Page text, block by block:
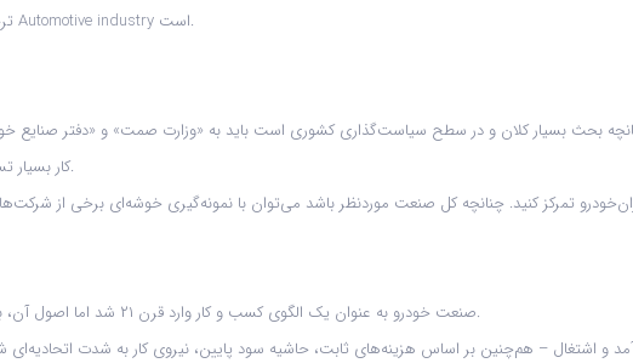
Industry ترجمه می‌کنند که اشتباه است. برگردان درست این واژه Automotive industry است.
بحث بسیار کلان و در سطح سیاست‌گذاری کشوری است باید به «وزارت صمت» و «دفتر
کار بسیار تسهیل می‌شود و باید مدیران و معاونین آن شرکت مصاحبه شود.
تمرکز کنید. چنانچه کل صنعت موردنظر باشد می‌توان با نمونه‌گیری خوشه‌ای برخی از
صنعت خودرو به عنوان یک الگوی کسب و کار وارد قرن ۲۱ شد اما اصول آن، با آن‌چه که در اوایل قرن بیستم بود، تفاوت چندانی نکرده است.
اشتغال – هم‌چنین بر اساس هزینه‌های ثابت، حاشیه سود پایین، نیروی کار به شدت اتحادیه‌ای